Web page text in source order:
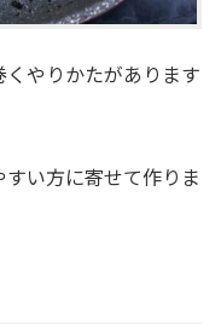
やりかたがあります
い方に寄せて作りま